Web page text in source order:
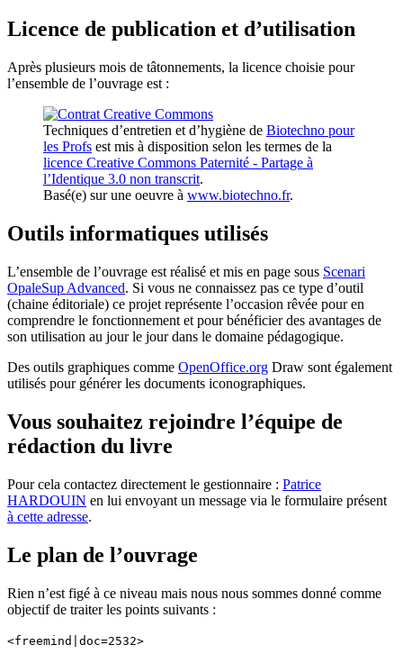
Licence de publication et d’utilisation
Après plusieurs mois de tâtonnements, la licence choisie pour
l’ensemble de l’ouvrage est :
Techniques d’entretien et d’hygiène de Biotechno pour
les Profs est mis à disposition selon les termes de la
licence Creative Commons Paternité - Partage à
l’Identique 3.0 non transcrit.
Basé(e) sur une oeuvre à www.biotechno.fr.
Outils informatiques utilisés
L’ensemble de l’ouvrage est réalisé et mis en page sous Scenari
OpaleSup Advanced. Si vous ne connaissez pas ce type d’outil
(chaine éditoriale) ce projet représente l’occasion rêvée pour en
comprendre le fonctionnement et pour bénéficier des avantages de
son utilisation au jour le jour dans le domaine pédagogique.
Des outils graphiques comme OpenOffice.org Draw sont également
utilisés pour générer les documents iconographiques.
Vous souhaitez rejoindre l’équipe de
rédaction du livre
Pour cela contactez directement le gestionnaire : Patrice
HARDOUIN en lui envoyant un message via le formulaire présent
à cette adresse.
Le plan de l’ouvrage
Rien n’est figé à ce niveau mais nous nous sommes donné comme
objectif de traiter les points suivants :
<freemind|doc=2532>